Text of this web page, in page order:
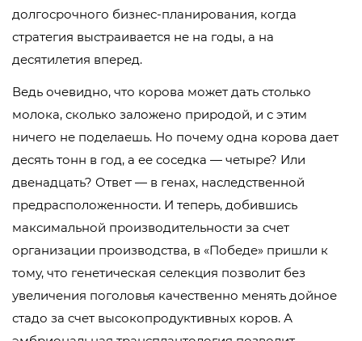
долгосрочного бизнес-планирования, когда
стратегия выстраивается не на годы, а на
десятилетия вперед.
Ведь очевидно, что корова может дать столько
молока, сколько заложено природой, и с этим
ничего не поделаешь. Но почему одна корова дает
десять тонн в год, а ее соседка — четыре? Или
двенадцать? Ответ — в генах, наследственной
предрасположенности. И теперь, добившись
максимальной производительности за счет
организации производства, в «Победе» пришли к
тому, что генетическая селекция позволит без
увеличения поголовья качественно менять дойное
стадо за счет высокопродуктивных коров. А